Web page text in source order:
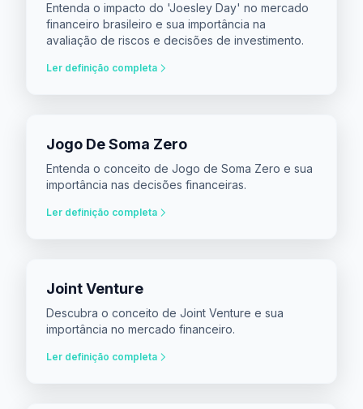
Entenda o impacto do 'Joesley Day' no mercado
financeiro brasileiro e sua importância na
avaliação de riscos e decisões de investimento.
Ler definição completa
Jogo De Soma Zero
Entenda o conceito de Jogo de Soma Zero e sua
importância nas decisões financeiras.
Ler definição completa
Joint Venture
Descubra o conceito de Joint Venture e sua
importância no mercado financeiro.
Ler definição completa